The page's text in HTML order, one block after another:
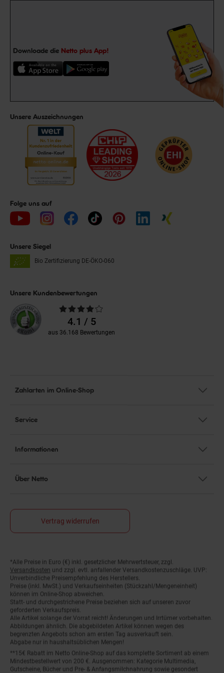
Downloade die Netto plus App!
Unsere Auszeichnungen
Folge uns auf
Unsere Siegel
Bio Zertifizierung DE-ÖKO-060
Unsere Kundenbewertungen
Durchschnittliche
Bewertungen4.1 / 5
aus 36.168 Bewertungen
Zahlarten im Online-Shop
Service
Informationen
Über Netto
Vertrag widerrufen
Fußnoten
*Alle Preise in Euro (€) inkl. gesetzlicher Mehrwertsteuer, zzgl.
Versandkosten und zzgl. evtl. anfallender Versandkostenzuschläge. UVP:
Unverbindliche Preisempfehlung des Herstellers.
Preise (inkl. MwSt.) und Verkaufseinheiten (Stückzahl/Mengeneinheit)
können im Online-Shop abweichen.
Statt- und durchgestrichene Preise beziehen sich auf unseren zuvor
geforderten Verkaufspreis.
Alle Artikel solange der Vorrat reicht! Änderungen und Irrtümer vorbehalten.
Abbildungen ähnlich. Die abgebildeten Artikel können wegen des
begrenzten Angebots schon am ersten Tag ausverkauft sein.
Abgabe nur in haushaltsüblichen Mengen!
**15€ Rabatt im Netto Online-Shop auf das komplette Sortiment ab einem
Mindestbestellwert von 200 €. Ausgenommen: Kategorie Multimedia,
Gutscheine, Bücher und Pre- & Anfangsmilchnahrung sowie gesondert